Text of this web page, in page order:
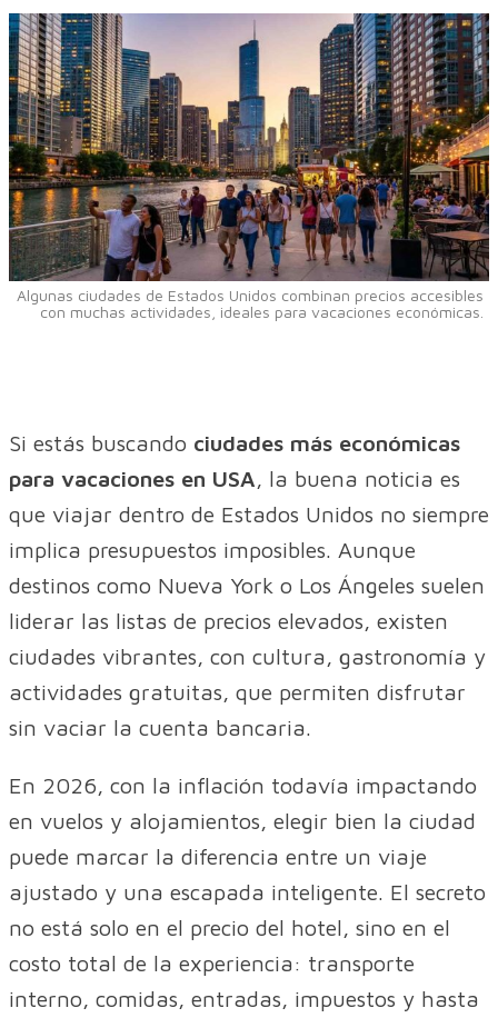
Algunas ciudades de Estados Unidos combinan precios accesibles
con muchas actividades, ideales para vacaciones económicas.
Si estás buscando ciudades más económicas
para vacaciones en USA, la buena noticia es
que viajar dentro de Estados Unidos no siempre
implica presupuestos imposibles. Aunque
destinos como Nueva York o Los Ángeles suelen
liderar las listas de precios elevados, existen
ciudades vibrantes, con cultura, gastronomía y
actividades gratuitas, que permiten disfrutar
sin vaciar la cuenta bancaria.
En 2026, con la inflación todavía impactando
en vuelos y alojamientos, elegir bien la ciudad
puede marcar la diferencia entre un viaje
ajustado y una escapada inteligente. El secreto
no está solo en el precio del hotel, sino en el
costo total de la experiencia: transporte
interno, comidas, entradas, impuestos y hasta